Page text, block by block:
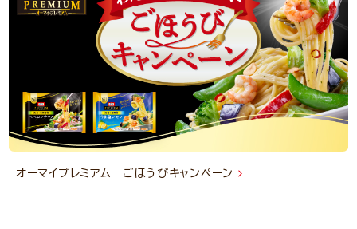
オーマイプレミアム ごほうびキャンペーン